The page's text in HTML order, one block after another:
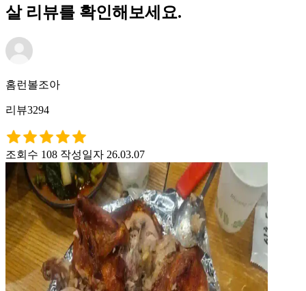
살 리뷰를 확인해보세요.
홈런볼조아
리뷰3294
조회수 108 작성일자 26.03.07